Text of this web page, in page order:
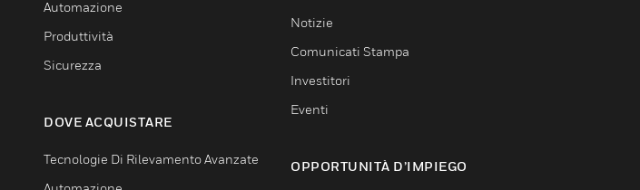
Automazione
Produttività
Sicurezza
DOVE ACQUISTARE
Tecnologie Di Rilevamento Avanzate
Notizie
Comunicati Stampa
Investitori
Eventi
OPPORTUNITÀ D’IMPIEGO